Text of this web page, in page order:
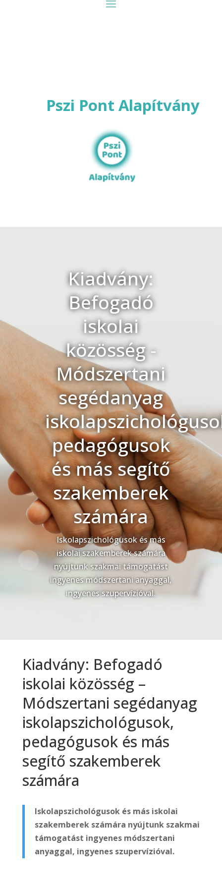
Pszi Pont Alapítvány
Kiadvány:
Befogadó
iskolai
közösség -
Módszertani
segédanyag
pedagógusok
és más segítő
szakemberek
számára
Iskolapszichológusok és más
iskolai szakemberek számára
nyújtunk szakmai támogatást
ingyenes módszertani anyaggal,
ingyenes szupervízióval.
Kiadvány: Befogadó
iskolai közösség –
Módszertani segédanyag
iskolapszichológusok,
pedagógusok és más
segítő szakemberek
számára
Iskolapszichológusok és más iskolai
szakemberek számára nyújtunk szakmai
támogatást ingyenes módszertani
anyaggal, ingyenes szupervízióval.